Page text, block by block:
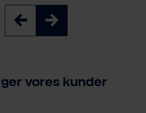
vores kunder